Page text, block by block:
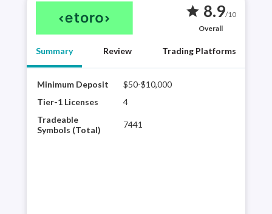
star 8.9/10
Overall
Summary Review Trading Platforms
Minimum Deposit
$50-$10,000
Tier-1 Licenses
4
Tradeable
Symbols (Total)
7441